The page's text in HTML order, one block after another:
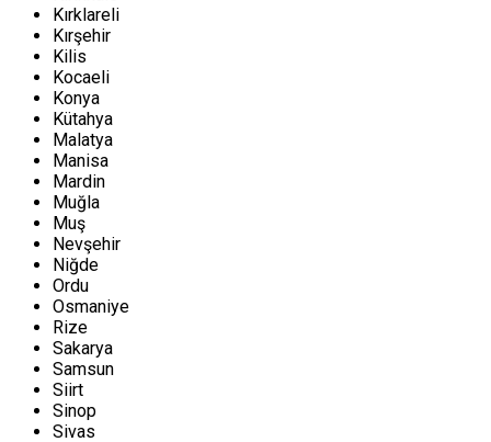
Kırklareli
Kırşehir
Kilis
Kocaeli
Konya
Kütahya
Malatya
Manisa
Mardin
Muğla
Muş
Nevşehir
Niğde
Ordu
Osmaniye
Rize
Sakarya
Samsun
Siirt
Sinop
Sivas